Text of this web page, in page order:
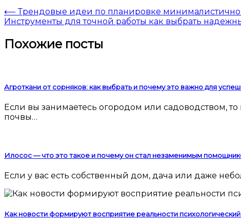
⟵ Трендовые идеи по планировке
Инструменты для точной работы как выбрать
Похожие посты
Агроткани от сорняков: как выбрать и почему это важно для
Если вы занимаетесь огородом или садоводством, то наверняка сталкивались с проблемой сорняков. Они мешают росту культурных растений, забирают у
почвы…
Илосос — что это такое и почему он стал незаменимым
Если у вас есть собственный дом, дача или даже
Как новости формируют восприятие реальности